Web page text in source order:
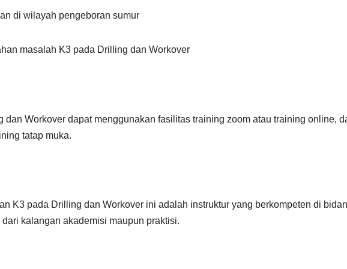
di wilayah pengeboran sumur
masalah K3 pada Drilling dan Workover
dan Workover dapat menggunakan fasilitas training zoom atau training online,
tatap muka.
K3 pada Drilling dan Workover ini adalah instruktur yang berkompeten di
kalangan akademisi maupun praktisi.